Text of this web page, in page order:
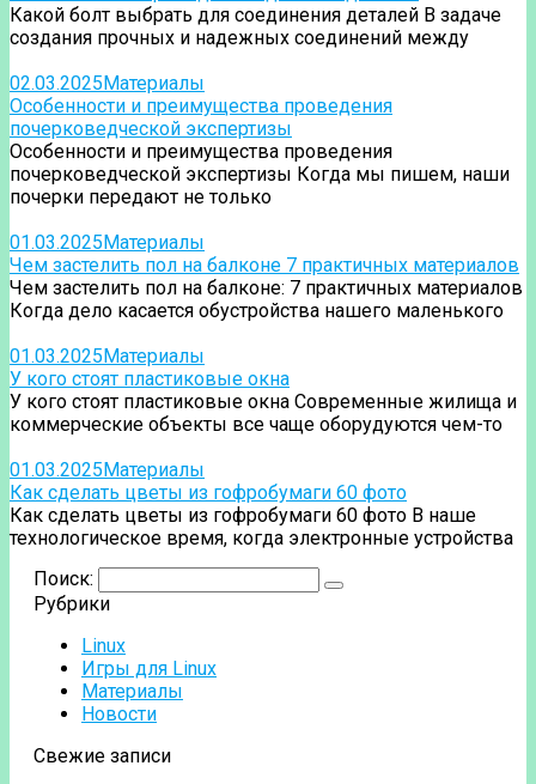
Какой болт выбрать для соединения деталей В задаче
создания прочных и надежных соединений между
02.03.2025Материалы
Особенности и преимущества проведения
почерковедческой экспертизы
Особенности и преимущества проведения
почерковедческой экспертизы Когда мы пишем, наши
почерки передают не только
01.03.2025Материалы
Чем застелить пол на балконе 7 практичных материалов
Чем застелить пол на балконе: 7 практичных материалов
Когда дело касается обустройства нашего маленького
01.03.2025Материалы
У кого стоят пластиковые окна
У кого стоят пластиковые окна Современные жилища и
коммерческие объекты все чаще оборудуются чем-то
01.03.2025Материалы
Как сделать цветы из гофробумаги 60 фото
Как сделать цветы из гофробумаги 60 фото В наше
технологическое время, когда электронные устройства
Поиск:
Рубрики
Linux
Игры для Linux
Материалы
Новости
Свежие записи